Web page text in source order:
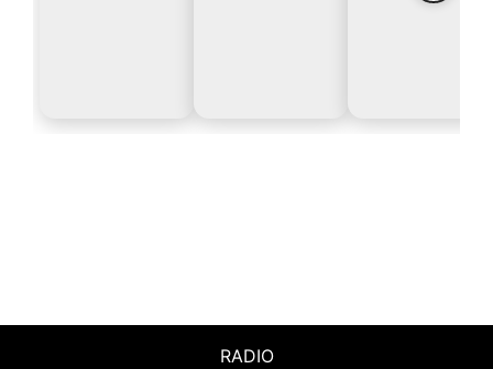
RADIO